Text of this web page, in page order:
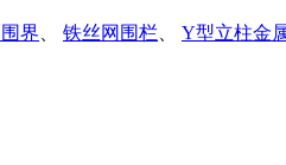
界 铁丝网围栏
Y型立柱金